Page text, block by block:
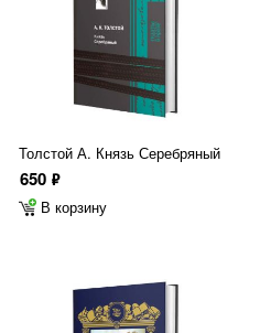
Толстой А. Князь Серебряный
650 ф
В корзину